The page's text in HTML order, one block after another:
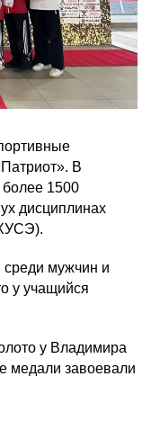
В
1500
дисциплинах
среди мужчин и
у учащийся
у Владимира
медали завоевали